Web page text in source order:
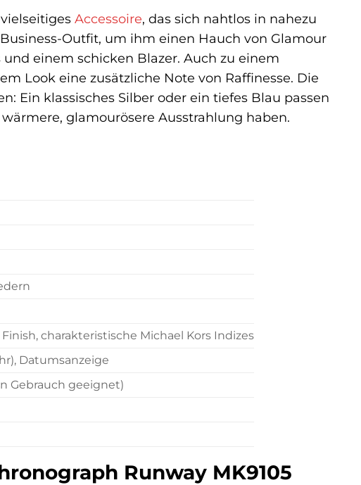
Accessoire, das sich nahtlos in nahezu
Outfit, um ihm einen Hauch von Glamour
einem schicken Blazer. Auch zu einem
Look eine zusätzliche Note von Raffinesse. Die
Ein klassisches Silber oder ein tiefes Blau passen
glamourösere Ausstrahlung haben.
charakteristische Michael Kors Indizes
Datumsanzeige
Gebrauch geeignet)
Runway MK9105